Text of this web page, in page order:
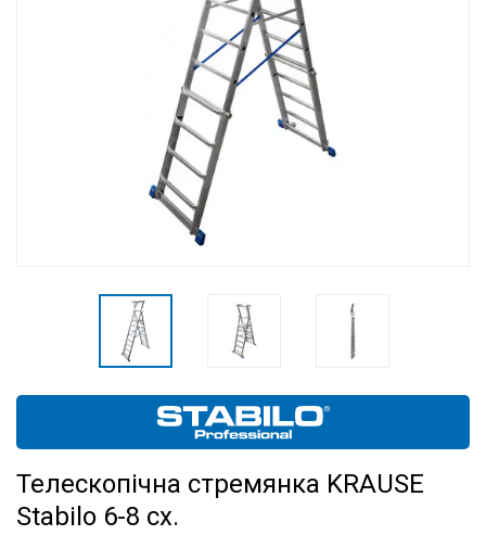
Телескопічна стремянка KRAUSE
Stabilo 6-8 сх.